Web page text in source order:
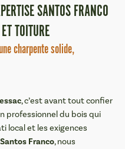
SANTOS FRANCO
TOITURE
charpente solide,
, c’est avant tout confier
professionnel du bois qui
local et les exigences
Santos Franco, nous